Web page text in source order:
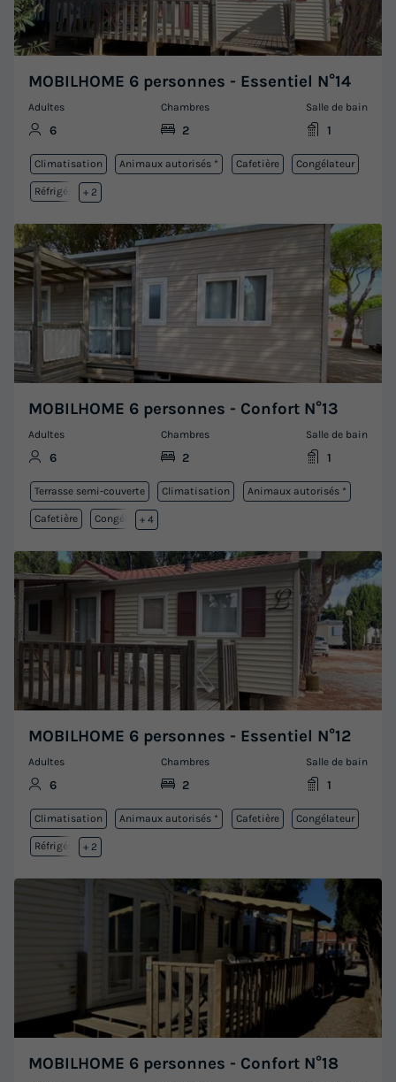
MOBILHOME 6 personnes - Essentiel N°14
Adultes
6
Chambres
2
Salle de bain
1
Climatisation Animaux autorisés * Cafetière Congélateur
Réfrigérateur
+ 2
MOBILHOME 6 personnes - Confort N°13
Adultes
6
Chambres
2
Salle de bain
1
Terrasse semi-couverte Climatisation Animaux autorisés *
Cafetière Congélateur
+ 4
MOBILHOME 6 personnes - Essentiel N°12
Adultes
6
Chambres
2
Salle de bain
1
Climatisation Animaux autorisés * Cafetière Congélateur
Réfrigérateur
+ 2
MOBILHOME 6 personnes - Confort N°18